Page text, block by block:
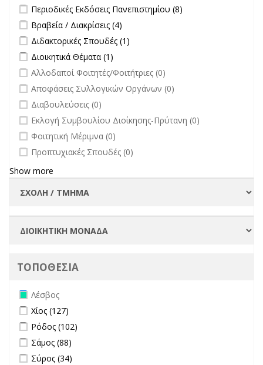
Apply Περιοδικές Εκδόσεις Πανεπιστημίου filter
Περιοδικές Εκδόσεις Πανεπιστημίου (8)
Apply Βραβεία / Διακρίσεις filter
Βραβεία / Διακρίσεις (4)
Apply Διδακτορικές Σπουδές filter
Διδακτορικές Σπουδές (1)
Apply Διοικητικά Θέματα filter
Διοικητικά Θέματα (1)
undefined
Αλλοδαποί Φοιτητές/Φοιτήτριες (0)
undefined
Αποφάσεις Συλλογικών Οργάνων (0)
undefined
Διαβουλεύσεις (0)
undefined
Εκλογή Συμβουλίου Διοίκησης-Πρύτανη (0)
undefined
Φοιτητική Μέριμνα (0)
undefined
Προπτυχιακές Σπουδές (0)
Show more
ΤΟΠΟΘΕΣΙΑ
Remove Λέσβος filter
Λέσβος
Apply Χίος filter
Χίος (127)
Apply Ρόδος filter
Ρόδος (102)
Apply Σάμος filter
Σάμος (88)
Apply Σύρος filter
Σύρος (34)